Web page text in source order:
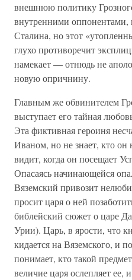
внешнюю политику
внутренними оппонентами,
Сталина, но этот
глухо противоречит
намекает — отнюдь не
новую опричнину.
Главным же обвинителем
выступает его тайная
Эта фиктивная героиня
Иваном, но не знает, кто он
видит, когда он посещает
Опасаясь начинающейся
Вяземский привозит
просит царя о ней
библейский сюжет о царе
Урии). Царь, в ярости, что
кидается на Вяземского, и
понимает, кто такой
величие царя ослепляет ее,